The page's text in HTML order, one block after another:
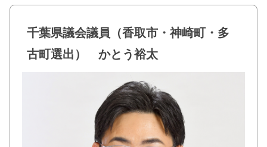
e
b
o
er
千葉県議会議員（香取市・神崎町・多
古町選出） かとう裕太